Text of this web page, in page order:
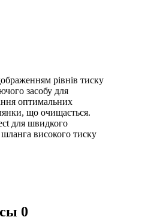
рівнів тиску
засобу для
оптимальних
що очищається.
для швидкого
шланга високого тиску
0